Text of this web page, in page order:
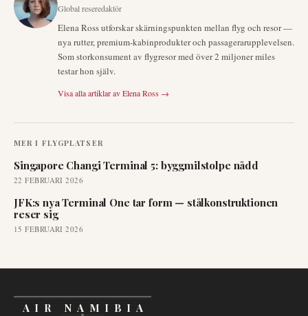
Global reseredaktör
Elena Ross utforskar skärningspunkten mellan flyg och resor —
nya rutter, premium-kabinprodukter och passagerarupplevelsen.
Som storkonsument av flygresor med över 2 miljoner miles
testar hon själv.
Visa alla artiklar avElena Ross →
MER I FLYGPLATSER
Singapore Changi Terminal 5: byggmilstolpe nådd
22 FEBRUARI 2026
JFK:s nya Terminal One tar form — stålkonstruktionen
reser sig
15 FEBRUARI 2026
AIR NAMIBIA